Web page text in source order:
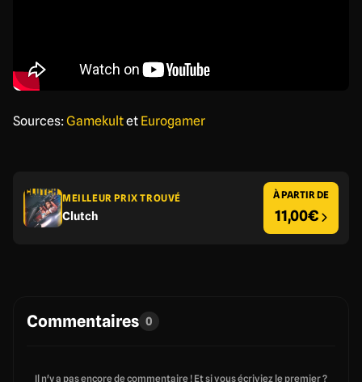
Sources:Gamekultet Eurogamer
MEILLEUR PRIX TROUVÉ
Clutch
À PARTIR DE
11,00€
Commentaires 0
Il n'y a pas encore de commentaire ! Et si vous écriviez le premier ?